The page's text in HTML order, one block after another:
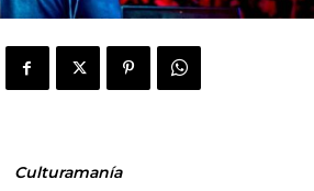
Culturamanía